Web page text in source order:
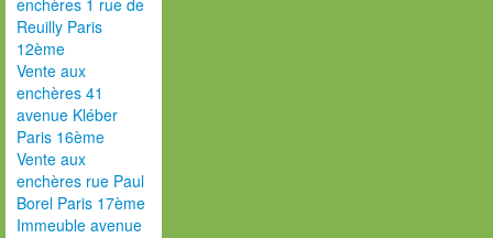
enchères 1 rue de
Reuilly Paris
12ème
Vente aux
enchères 41
avenue Kléber
Paris 16ème
Vente aux
enchères rue Paul
Borel Paris 17ème
Immeuble avenue